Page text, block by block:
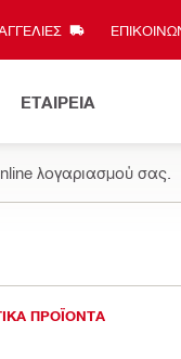
ΕΤΑΙΡΕΙΑ
λογαριασμού σας.
ΠΡΟΪΟΝΤΑ